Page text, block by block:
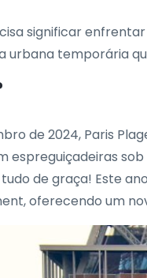
significar
urbana temporária
de 2024, Paris
espreguiçadeiras
de graça! Este
oferecendo um